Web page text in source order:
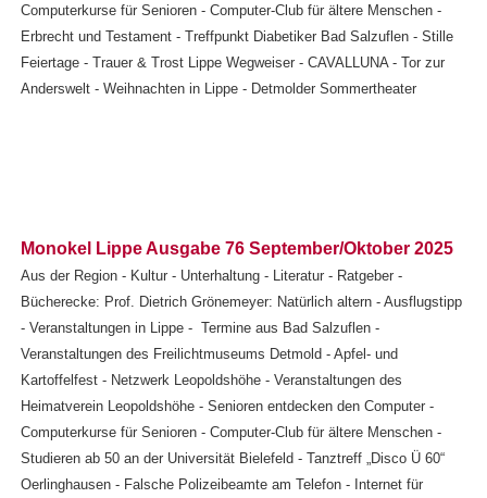
Computerkurse für Senioren - Computer-Club für ältere Menschen -
Erbrecht und Testament - Treffpunkt Diabetiker Bad Salzuflen - Stille
Feiertage - Trauer & Trost Lippe Wegweiser - CAVALLUNA - Tor zur
Anderswelt - Weihnachten in Lippe - Detmolder Sommertheater
Monokel Lippe Ausgabe 76 September/Oktober 2025
Aus der Region - Kultur - Unterhaltung - Literatur - Ratgeber -
Bücherecke: Prof. Dietrich Grönemeyer: Natürlich altern - Ausflugstipp
- Veranstaltungen in Lippe - Termine aus Bad Salzuflen -
Veranstaltungen des Freilichtmuseums Detmold - Apfel- und
Kartoffelfest - Netzwerk Leopoldshöhe - Veranstaltungen des
Heimatverein Leopoldshöhe - Senioren entdecken den Computer -
Computerkurse für Senioren - Computer-Club für ältere Menschen -
Studieren ab 50 an der Universität Bielefeld - Tanztreff „Disco Ü 60“
Oerlinghausen - Falsche Polizeibeamte am Telefon - Internet für